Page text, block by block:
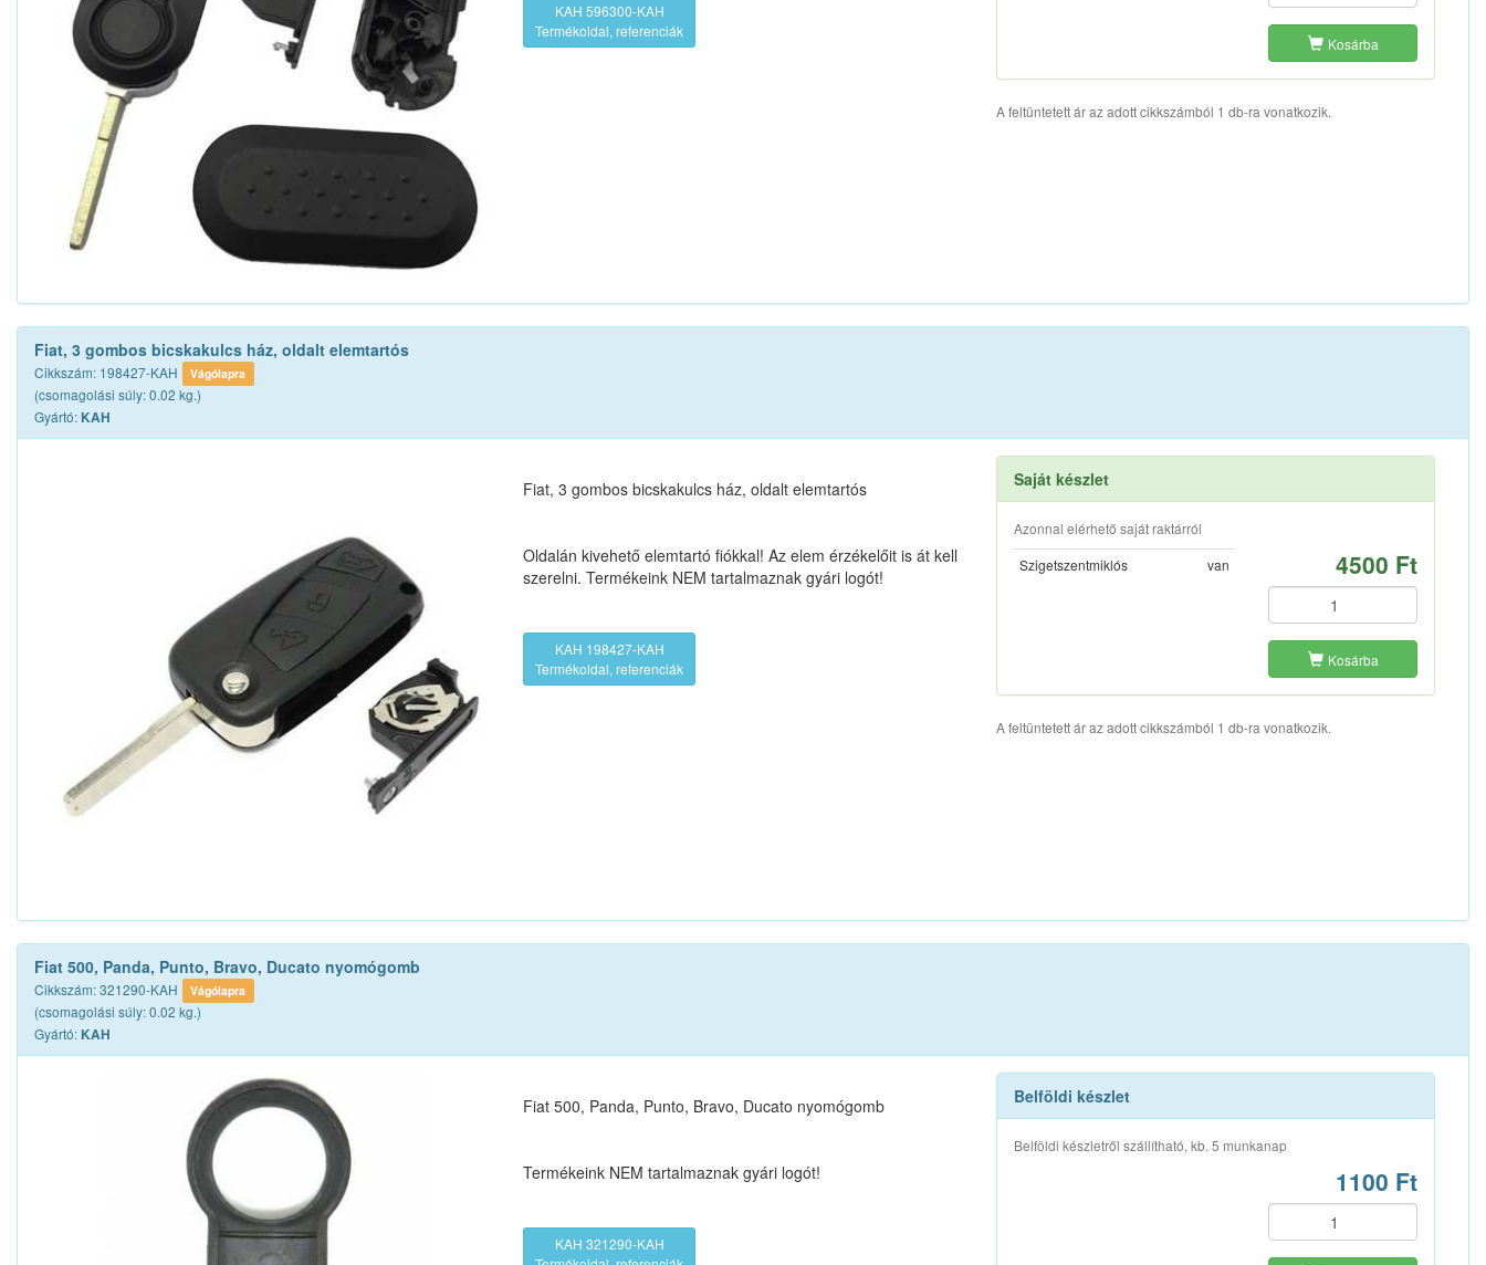
KAH 596300-KAH
Termékoldal, referenciák
Kosárba
A feltüntetett ár az adott cikkszámból 1 db-ra vonatkozik.
Fiat, 3 gombos bicskakulcs ház, oldalt elemtartós
Cikkszám: 198427-KAH Vágólapra
(csomagolási súly: 0.02 kg.)
Gyártó: KAH
Fiat, 3 gombos bicskakulcs ház, oldalt elemtartós
Oldalán kivehető elemtartó fiókkal! Az elem érzékelőit is át kell
szerelni. Termékeink NEM tartalmaznak gyári logót!
KAH 198427-KAH
Termékoldal, referenciák
Saját készlet
Azonnal elérhető saját raktárról
Szigetszentmiklós
van 4500 Ft
Kosárba
A feltüntetett ár az adott cikkszámból 1 db-ra vonatkozik.
Fiat 500, Panda, Punto, Bravo, Ducato nyomógomb
Cikkszám: 321290-KAH Vágólapra
(csomagolási súly: 0.02 kg.)
Gyártó: KAH
Fiat 500, Panda, Punto, Bravo, Ducato nyomógomb
Termékeink NEM tartalmaznak gyári logót!
KAH 321290-KAH
Belföldi készlet
Belföldi készletről szállítható, kb. 5 munkanap
1100 Ft